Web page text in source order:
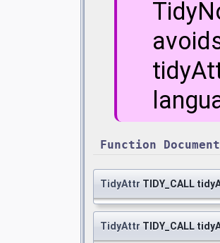
Function
TidyAttr TIDY_CALL
TidyAttr TIDY_CALL